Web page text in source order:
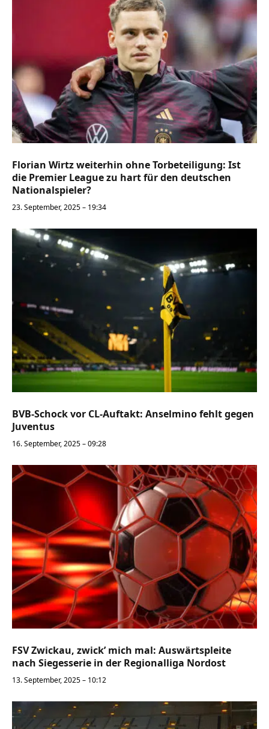
Florian Wirtz weiterhin ohne Torbeteiligung: Ist
die Premier League zu hart für den deutschen
Nationalspieler?
23. September, 2025 – 19:34
BVB-Schock vor CL-Auftakt: Anselmino fehlt gegen
Juventus
16. September, 2025 – 09:28
FSV Zwickau, zwick’ mich mal: Auswärtspleite
nach Siegesserie in der Regionalliga Nordost
13. September, 2025 – 10:12